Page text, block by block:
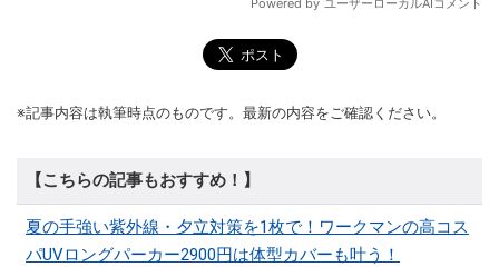
※記事内容は執筆時点のものです。最新の内容をご確認ください。
【こちらの記事もおすすめ！】
夏の手強い紫外線・夕立対策を1枚で！ワークマンの高コス
パUVロングパーカー2900円は体型カバーも叶う！